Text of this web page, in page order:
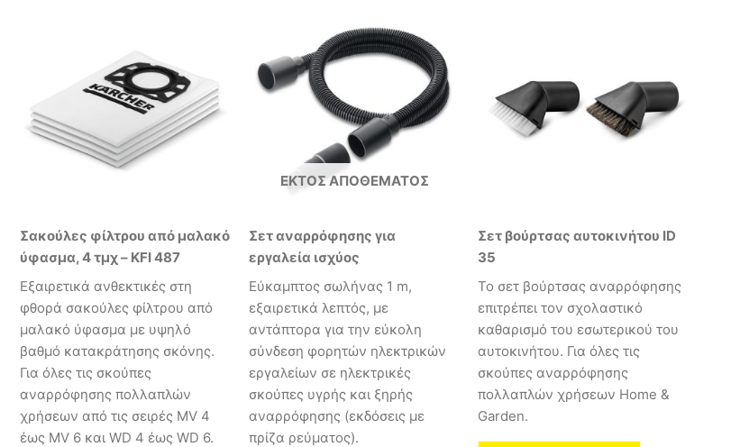
Σακούλες φίλτρου από μαλακό
ύφασμα, 4 τμχ – KFI 487
Εξαιρετικά ανθεκτικές στη
φθορά σακούλες φίλτρου από
μαλακό ύφασμα με υψηλό
βαθμό κατακράτησης σκόνης.
Για όλες τις σκούπες
αναρρόφησης πολλαπλών
χρήσεων από τις σειρές MV 4
έως MV 6 και WD 4 έως WD 6.
ΕΚΤΌΣ ΑΠΟΘΈΜΑΤΟΣ
Σετ αναρρόφησης για
εργαλεία ισχύος
Εύκαμπτος σωλήνας 1 m,
εξαιρετικά λεπτός, με
αντάπτορα για την εύκολη
σύνδεση φορητών ηλεκτρικών
εργαλείων σε ηλεκτρικές
σκούπες υγρής και ξηρής
αναρρόφησης (εκδόσεις με
πρίζα ρεύματος).
Σετ βούρτσας αυτοκινήτου ID
35
Το σετ βούρτσας αναρρόφησης
επιτρέπει τον σχολαστικό
καθαρισμό του εσωτερικού του
αυτοκινήτου. Για όλες τις
σκούπες αναρρόφησης
πολλαπλών χρήσεων Home &
Garden.